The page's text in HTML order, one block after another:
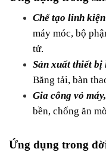
Chế tạo linh
máy móc, bộ
tử.
Sản xuất thiết bị
Băng tải, bàn
Gia công vỏ
bền, chống ăn
Ứng dụng trong